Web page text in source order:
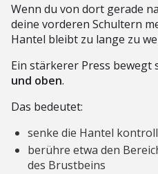
Wenn du von dort gerade
deine vorderen Schultern
Hantel bleibt zu lange zu
Ein stärkerer Press bewegt
und oben.
Das bedeutet:
senke die Hantel
berühre etwa den
des Brustbeins